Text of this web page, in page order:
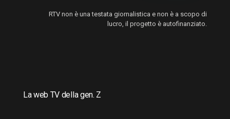
RTV non è una testata giornalistica e non è a scopo di
lucro, il progetto è autofinanziato.
La web TV della gen. Z